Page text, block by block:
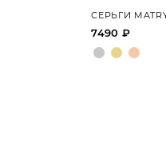
СЕРЬГИ
7490 ₽